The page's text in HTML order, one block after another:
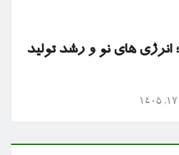
گزارش خط رند ۹۱۲؛ انرژی های نو و رشد تولید